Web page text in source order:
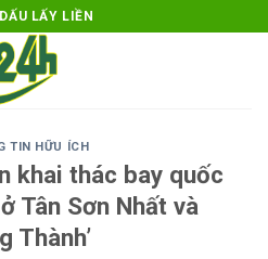
LẤY LIỀN
TIN HỮU ÍCH
khai thác bay quốc
Tân Sơn Nhất và
Thành’